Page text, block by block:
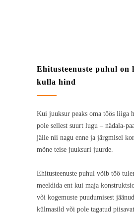
Ehitusteenuste puhul on
kulla hind
Kui juuksur peaks oma töös liiga
pole sellest suurt lugu – nädala-
jälle nii nagu enne ja järgmisel
mõne teise juuksuri juurde.
Ehitusteenuste puhul võib töö
meeldida ent kui maja
või kogemuste puudumisest
külmasild või pole tagatud